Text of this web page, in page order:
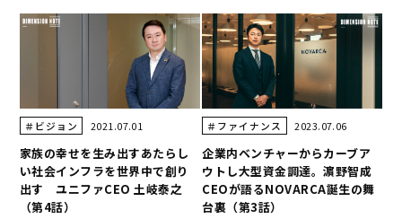
＃ビジョン 2021.07.01
家族の幸せを生み出すあたらし
い社会インフラを世界中で創り
出す ユニファCEO 土岐泰之
（第4話）
＃ファイナンス 2023.07.06
企業内ベンチャーからカーブア
ウトし大型資金調達。濵野智成
CEOが語るNOVARCA誕生の舞
台裏（第3話）